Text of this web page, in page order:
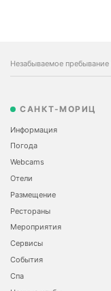
Незабываемое
САНКТ-МОРИЦ
Информация
Погода
Webcams
Отели
Размещение
Рестораны
Мероприятия
Сервисы
События
Спа